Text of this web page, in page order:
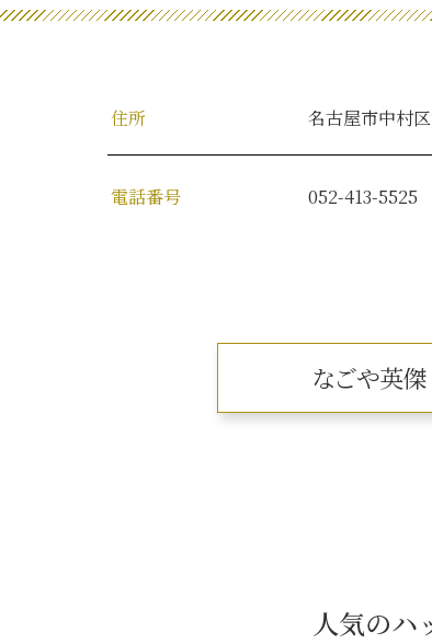
住所 名古屋市中村
電話番号 052-413-5525
なごや英
人気のハ